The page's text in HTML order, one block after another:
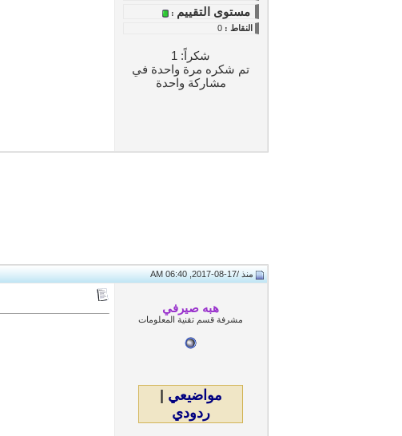
مستوى التقييم :
النقاط :
0
شكراً: 1
تم شكره مرة واحدة في
مشاركة واحدة
منذ /17-08-2017, 06:40 AM
هبه صيرفي
مشرفة قسم تقنية المعلومات
مواضيعي
ردودي